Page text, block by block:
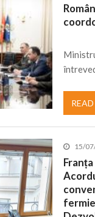
creat, până în prezent,
pentru Alba: 40
derulează
în Neamț: canabis
Naționale participă
la 7,50% la ediția
consultare publică
15/